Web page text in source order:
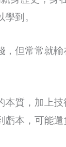
到。
，但常常就
本質，加上
本，可能還